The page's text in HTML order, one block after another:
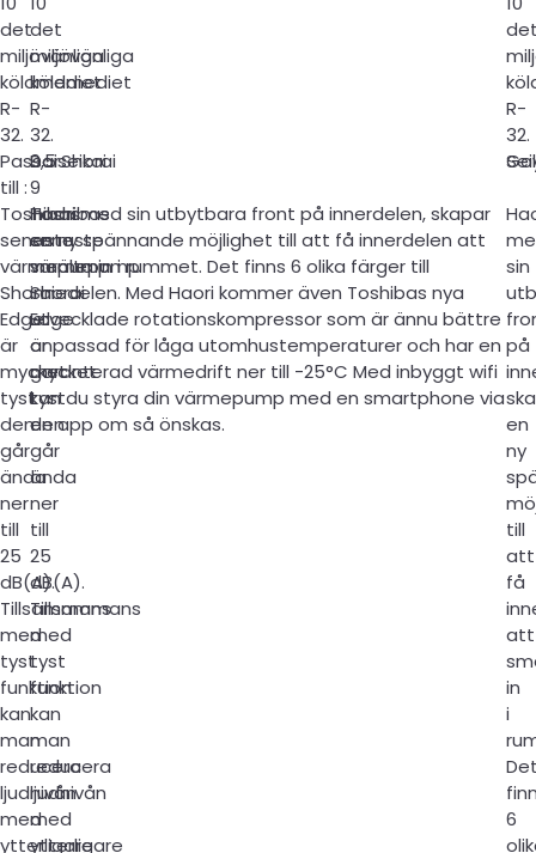
det
miljövänliga
köldmediet
R-
32.
det
miljövänliga
köldmediet
R-
32.
R-
32.
Passar
till :
Daiseikai
9
9,5 Shorai
Toshibas
senaste
värmepump
Shorai
Edge
är
mycket
tyst
den
går
ända
ner
till
25
dB(A).
Tillsammans
med
tyst
funktion
kan
man
reducera
ljudnivån
med
ytterligare
Toshibas
senaste
värmepump
Shorai
Edge
är
mycket
tyst
den
går
ända
ner
till
25
dB(A).
Tillsammans
med
tyst
funktion
kan
man
reducera
ljudnivån
med
ytterligare
Haori med sin utbytbara front på innerdelen, skapar
en ny spännande möjlighet till att få innerdelen att
smälta in i rummet. Det finns 6 olika färger till
innedelen. Med Haori kommer även Toshibas nya
utvecklade rotationskompressor som är ännu bättre
anpassad för låga utomhustemperaturer och har en
garanterad värmedrift ner till -25°C Med inbyggt wifi
kan du styra din värmepump med en smartphone via
en app om så önskas.
sin
på
en
ny
till
att
få
att
in
i
6